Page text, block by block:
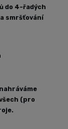
do 4-řadých
smršťování
(pro